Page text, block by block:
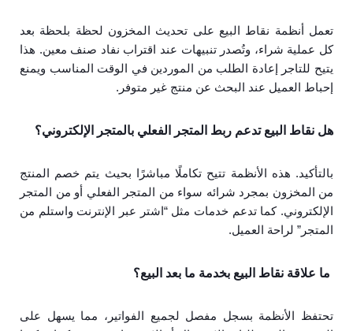
تعمل أنظمة نقاط البيع على تحديث المخزون لحظة بلحظة بعد
كل عملية شراء، وتُصدر تنبيهات عند اقتراب نفاد صنف معين. هذا
يتيح للتاجر إعادة الطلب من الموردين في الوقت المناسب ويمنع
إحباط العميل عند البحث عن منتج غير متوفر.
هل نقاط البيع تدعم ربط المتجر الفعلي بالمتجر الإلكتروني؟
بالتأكيد. هذه الأنظمة تتيح تكاملًا مباشرًا بحيث يتم خصم المنتج
من المخزون بمجرد شرائه سواء من المتجر الفعلي أو من المتجر
الإلكتروني. كما تدعم خدمات مثل “اشتر عبر الإنترنت واستلم من
المتجر” لراحة العميل.
ما علاقة نقاط البيع بخدمة ما بعد البيع؟
تحتفظ الأنظمة بسجل مفصل لجميع الفواتير، مما يسهل على